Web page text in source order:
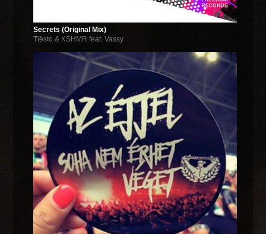
Secrets (Original Mix)
Tiësto & KSHMR feat. Vassy